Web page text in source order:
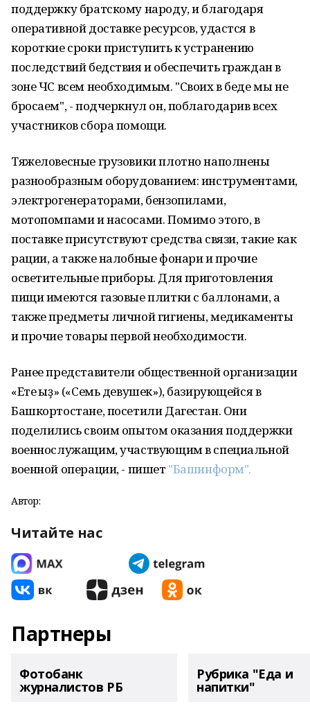
поддержку братскому народу, и благодаря
оперативной доставке ресурсов, удастся в
короткие сроки приступить к устранению
последствий бедствия и обеспечить граждан в
зоне ЧС всем необходимым. "Своих в беде мы не
бросаем", - подчеркнул он, поблагодарив всех
участников сбора помощи.
Тяжеловесные грузовики плотно наполнены
разнообразным оборудованием: инструментами,
электрогенераторами, бензопилами,
мотопомпами и насосами. Помимо этого, в
поставке присутствуют средства связи, такие как
рации, а также налобные фонари и прочие
осветительные приборы. Для приготовления
пищи имеются газовые плитки с баллонами, а
также предметы личной гигиены, медикаменты
и прочие товары первой необходимости.
Ранее представители общественной организации
«Ете ҡыҙ» («Семь девушек»), базирующейся в
Башкортостане, посетили Дагестан. Они
поделились своим опытом оказания поддержки
военнослужащим, участвующим в специальной
военной операции, - пишет "Башинформ".
Автор:
Читайте нас
Партнеры
Фотобанк
журналистов РБ
Рубрика "Еда и
напитки"